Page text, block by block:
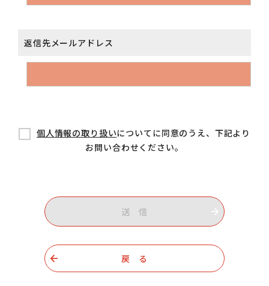
返信先メールアドレス
個人情報の取り扱いについてに同意のうえ、下記より
お問い合わせください。
送 信
戻 る